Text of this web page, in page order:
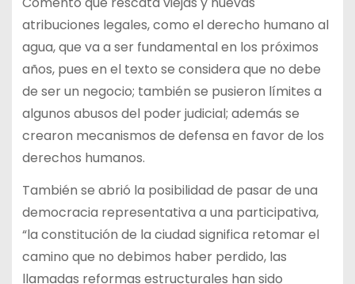
atribuciones legales, como el derecho humano al
agua, que va a ser fundamental en los próximos
años, pues en el texto se considera que no debe
de ser un negocio; también se pusieron límites a
algunos abusos del poder judicial; además se
crearon mecanismos de defensa en favor de los
derechos humanos.
También se abrió la posibilidad de pasar de una
democracia representativa a una participativa,
“la constitución de la ciudad significa retomar el
camino que no debimos haber perdido, las
llamadas reformas estructurales han sido